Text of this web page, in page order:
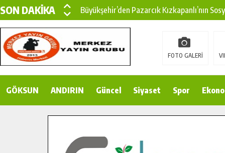
SON DAKİKA
Büyükşehir’den Pazarcık Kızkapanlı’nın
Büyükşehir’den Pazarcık Kırsalına Modern
Çin’den KSÜ’ye Uluslararası Başarı:
Gençler Pusula Maraş Kampında Yeni
İlçe Jandarma Komutanı Karakaya’dan
FOTO GALERİ
GÖKSUN ANDIRIN Güncel Siyaset Spor